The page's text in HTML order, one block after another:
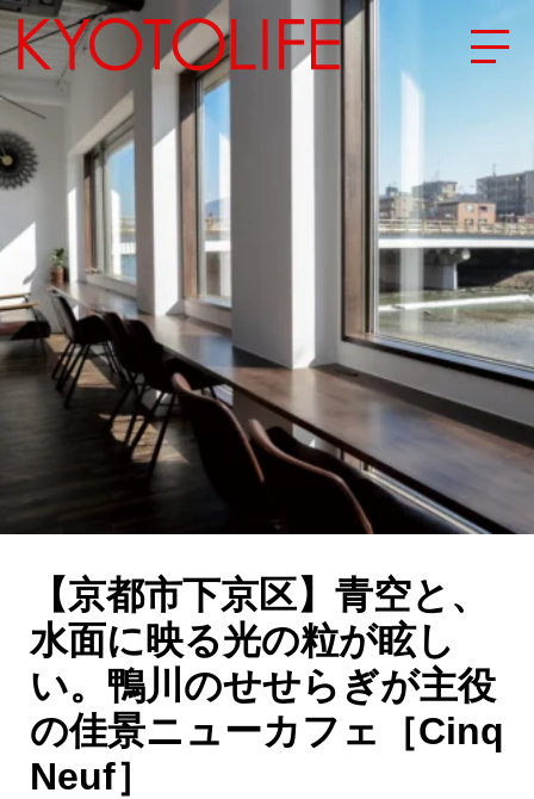
エリアから探す
地図から探す
カテゴリーから探す
SPECIAL
NEW OPEN
SERIES
CULTURE
ABOUT US
Instagram
チケットプレゼント応募
【京都市下京区】青空と、
水面に映る光の粒が眩し
い。鴨川のせせらぎが主役
の佳景ニューカフェ［Cinq
Neuf］